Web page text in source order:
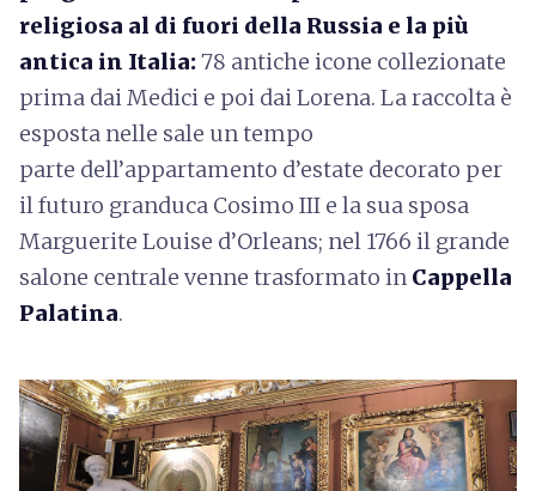
religiosa al di fuori della Russia e la più
antica in Italia:78 antiche icone collezionate
prima dai Medici e poi dai Lorena. La raccolta è
esposta nelle sale un tempo
parte dell’appartamento d’estate decorato per
il futuro granduca Cosimo III e la sua sposa
Marguerite Louise d’Orleans; nel 1766 il grande
salone centrale venne trasformato in Cappella
Palatina.